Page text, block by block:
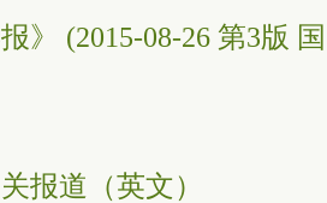
》 (2015-08-26 第3版
报道（英文）